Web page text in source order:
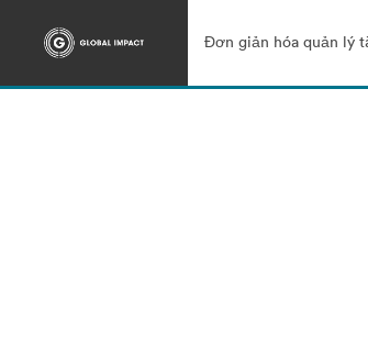
Đơn giản hóa quản lý